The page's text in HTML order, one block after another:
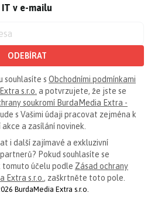
v e-mailu
ODEBÍRAT
souhlasíte s Obchodními podmínkami
s.r.o. a potvrzujete, že jste se
soukromí BurdaMedia Extra -
s Vašimi údaji pracovat zejména k
a zasílání novinek.
i další zajímavé a exkluzivní
Pokud souhlasíte se
tomuto účelu podle Zásad ochrany
Extra s.r.o., zaškrtněte toto pole.
BurdaMedia Extra s.r.o.